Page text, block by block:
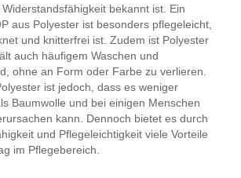
bekannt ist. Ein
aus Polyester ist besonders pflegeleicht,
und knitterfrei ist. Zudem ist Polyester
auch häufigem Waschen und
ohne an Form oder Farbe zu verlieren.
ist jedoch, dass es weniger
Baumwolle und bei einigen Menschen
kann. Dennoch bietet es durch
und Pflegeleichtigkeit viele Vorteile
im Pflegebereich.